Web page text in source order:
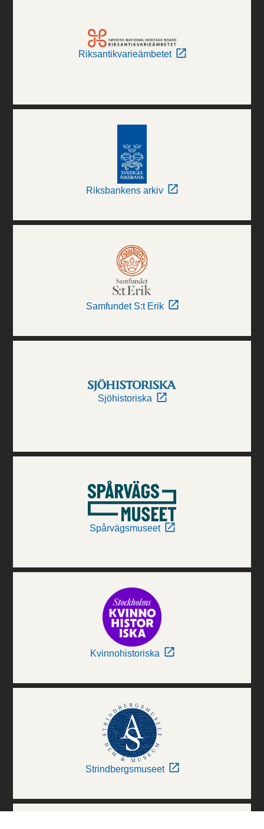
Riksantikvarieämbetet
Riksbankens arkiv
Samfundet S:t Erik
Sjöhistoriska
Spårvägsmuseet
Kvinnohistoriska
Strindbergsmuseet